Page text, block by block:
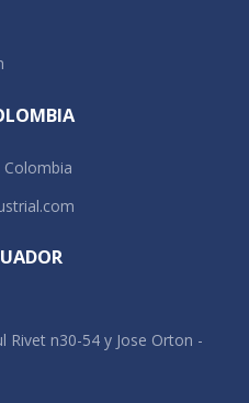
Rivet n30-54 y Jose Orton -